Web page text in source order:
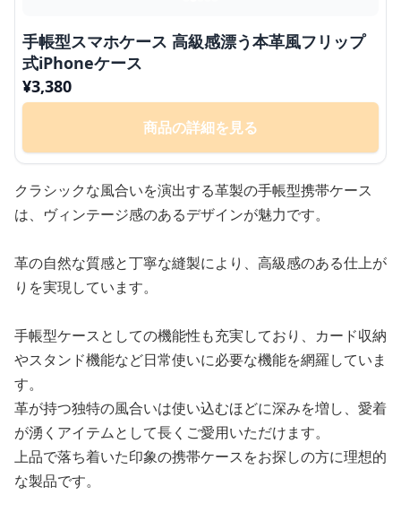
手帳型スマホケース 高級感漂う本革風フリップ
式iPhoneケース
¥3,380
商品の詳細を見る
クラシックな風合いを演出する革製の手帳型携帯ケース
は、ヴィンテージ感のあるデザインが魅力です。
革の自然な質感と丁寧な縫製により、高級感のある仕上が
りを実現しています。
手帳型ケースとしての機能性も充実しており、カード収納
やスタンド機能など日常使いに必要な機能を網羅していま
す。
革が持つ独特の風合いは使い込むほどに深みを増し、愛着
が湧くアイテムとして長くご愛用いただけます。
上品で落ち着いた印象の携帯ケースをお探しの方に理想的
な製品です。